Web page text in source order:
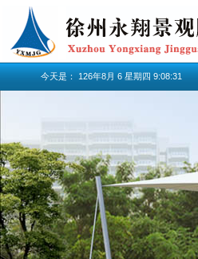
今天是： 126年8月 6 星期四 9:08:32